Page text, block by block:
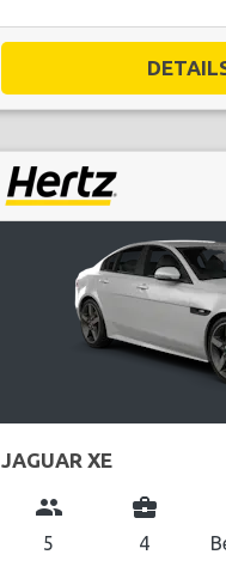
JAGUAR XE
group
5
business_center
4